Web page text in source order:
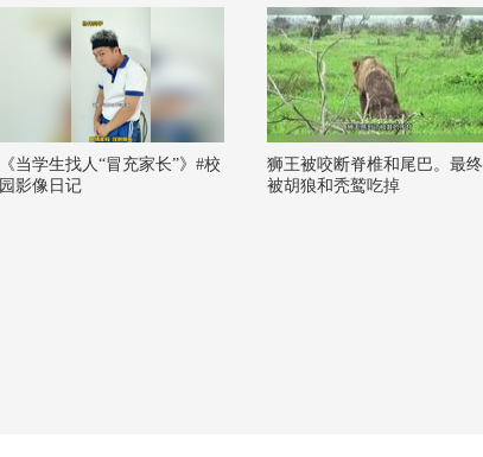
《当学生找人“冒充家长”》#校
园影像日记
狮王被咬断脊椎和尾巴。最终
被胡狼和秃鹫吃掉